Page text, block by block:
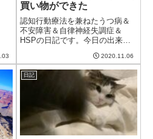
買い物ができた
認知行動療法を兼ねたうつ病＆
不安障害＆自律神経失調症＆
HSPの日記です。今日の出来事
一日だった。だいぶ朝晩の気温
は下がってきたものの、日中は
相変わらず暖かい。体調もこん
な調子でよくなってくれるとい
2020.11.06
日記